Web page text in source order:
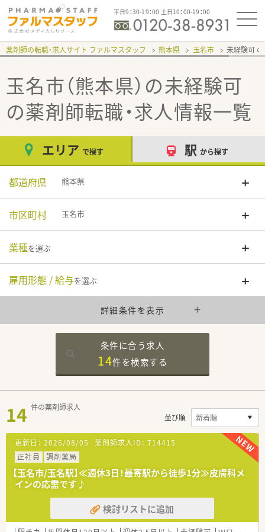
平日9：30-19：00 土日10：00-19：00
薬剤師の転職・求人サイト ファルマスタッフ 熊本県 玉名市 未経験可
玉名市（熊本県）の未経験可
の薬剤師転職・求人情報一覧
エリア で探す 駅 から探す
都道府県 熊本県
市区町村 玉名市
業種を選ぶ
雇用形態 / 給与を選ぶ
詳細条件を表示
条件に合う求人
14件を検索する
14 件の薬剤師求人
並び順
更新日： 2026/08/05 薬剤師求人ID： 714415
正社員
調剤薬局
【玉名市/玉名駅】≪週休3日！最寄駅から徒歩1分≫皮膚科メ
インの応需です♪
検討リストに追加